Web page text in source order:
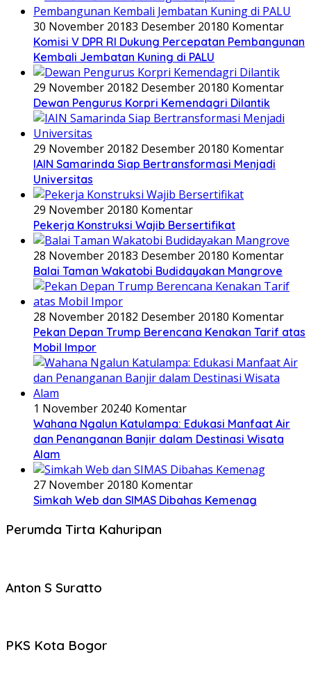
30 November 20183 Desember 20180 Komentar
Komisi V DPR RI Dukung Percepatan Pembangunan
Kembali Jembatan Kuning di PALU
29 November 20182 Desember 20180 Komentar
Dewan Pengurus Korpri Kemendagri Dilantik
29 November 20182 Desember 20180 Komentar
IAIN Samarinda Siap Bertransformasi Menjadi
Universitas
29 November 20180 Komentar
Pekerja Konstruksi Wajib Bersertifikat
28 November 20183 Desember 20180 Komentar
Balai Taman Wakatobi Budidayakan Mangrove
28 November 20182 Desember 20180 Komentar
Pekan Depan Trump Berencana Kenakan Tarif atas
Mobil Impor
1 November 20240 Komentar
Wahana Ngalun Katulampa: Edukasi Manfaat Air
dan Penanganan Banjir dalam Destinasi Wisata
Alam
27 November 20180 Komentar
Simkah Web dan SIMAS Dibahas Kemenag
Perumda Tirta Kahuripan
Anton S Suratto
PKS Kota Bogor